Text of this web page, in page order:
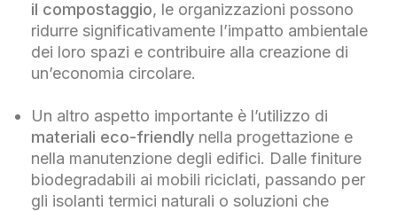
il compostaggio, le organizzazioni possono
ridurre significativamente l’impatto ambientale
dei loro spazi e contribuire alla creazione di
un’economia circolare.
Un altro aspetto importante è l’utilizzo di
materiali eco-friendly nella progettazione e
nella manutenzione degli edifici. Dalle finiture
biodegradabili ai mobili riciclati, passando per
gli isolanti termici naturali o soluzioni che